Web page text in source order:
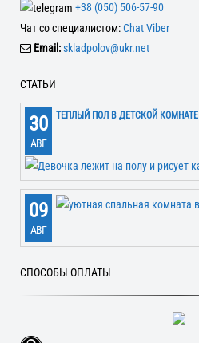
+38 (050) 506-57-90
Чат со специалистом:Chat Viber
Email:skladpolov@ukr.net
СТАТЬИ
30
АВГ
ТЕПЛЫЙ ПОЛ В ДЕТСКОЙ КОМНАТЕ
09
АВГ
СПОСОБЫ ОПЛАТЫ